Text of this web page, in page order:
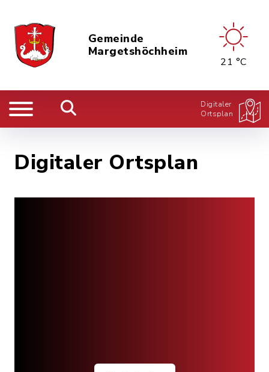
Gemeinde
Margetshöchheim
21 °C
Digitaler
Ortsplan
Digitaler Ortsplan